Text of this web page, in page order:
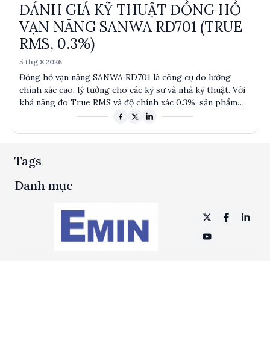
ĐÁNH GIÁ KỸ THUẬT ĐỒNG HỒ
VẠN NĂNG SANWA RD701 (TRUE
RMS, 0.3%)
5 thg 8 2026
Đồng hồ vạn năng SANWA RD701 là công cụ đo lường
chính xác cao, lý tưởng cho các kỹ sư và nhà kỹ thuật. Với
khả năng đo True RMS và độ chính xác 0.3%, sản phẩm
này đáp ứng nhu cầu đo lường đa dạng từ điện áp, dòng
nghiệp và kỹ thuật.
Tags
Danh mục